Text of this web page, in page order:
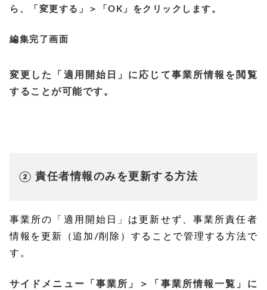
ら、「変更する」＞「OK」をクリックします。
編集完了画面
変更した「適用開始日」に応じて事業所情報を閲覧
することが可能です。
② 責任者情報のみを更新する方法
事業所の「適用開始日」は更新せず、事業所責任者
情報を更新（追加/削除）することで管理する方法で
す。
サイドメニュー「事業所」＞「事業所情報一覧」に